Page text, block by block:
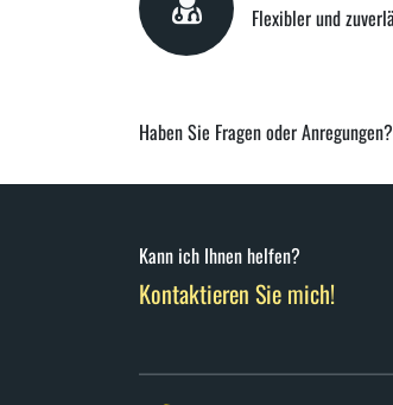
Flexibler und
Haben Sie Fragen oder
Kann ich Ihnen helfen?
Kontaktieren Sie mich!